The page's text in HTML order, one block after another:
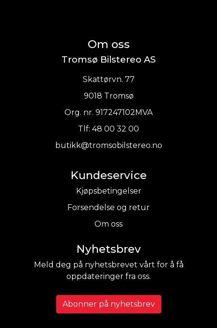
Om oss
Tromsø Bilstereo AS
Skattørvn. 77
9018 Tromsø
Org. nr. 917247102MVA
Tlf: 48 00 32 00
butikk@tromsobilstereo.no
Kundeservice
Kjøpsbetingelser
Forsendelse og retur
Om oss
Nyhetsbrev
Meld deg på nyhetsbrevet vårt for å få
oppdateringer fra oss.
Abonner på nyhetsbrev